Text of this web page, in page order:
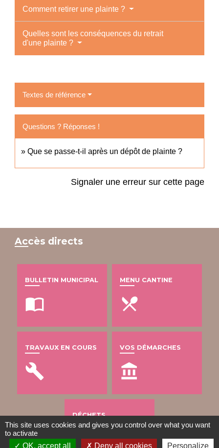
Comment retirer une plainte ?
Quelles sont les conséquences du retrait
d'une plainte ?
Textes de référence
Questions ? Réponses !
Que se passe-t-il après un dépôt de plainte ?
Signaler une erreur sur cette page
Accès directs
BULLETIN MUNICIPAL
import_contacts
MENU CANTINE
local_dining
TRAVAUX EN COURS
build
VOS DÉMARCHES
account_balance
DÉCHETS
public
This site uses cookies and gives you control over what you want
to activate
OK, accept all
Deny all cookies Personalize